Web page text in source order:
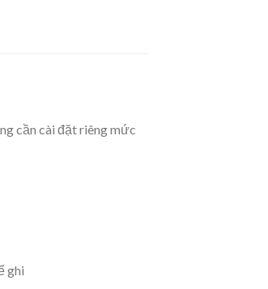
cần cài đặt riêng mức
ghi